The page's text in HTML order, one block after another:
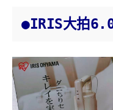
●IRIS大拍